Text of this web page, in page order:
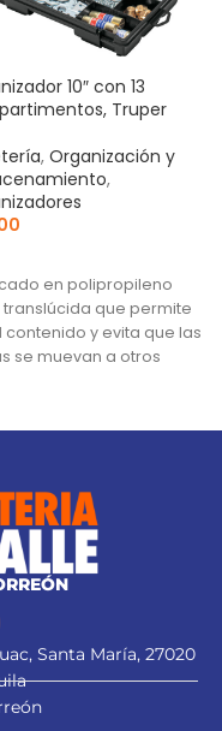
10″ con 13
Truper
, Organización y
,
en polipropileno
translúcida que permite
contenido y evita que las
se muevan a otros
Santa María, 27020